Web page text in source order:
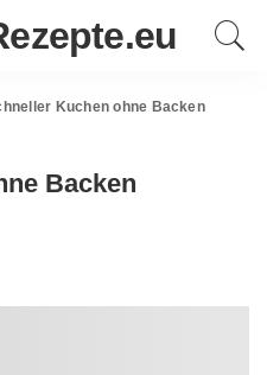
Kuchen ohne Backen
Backen